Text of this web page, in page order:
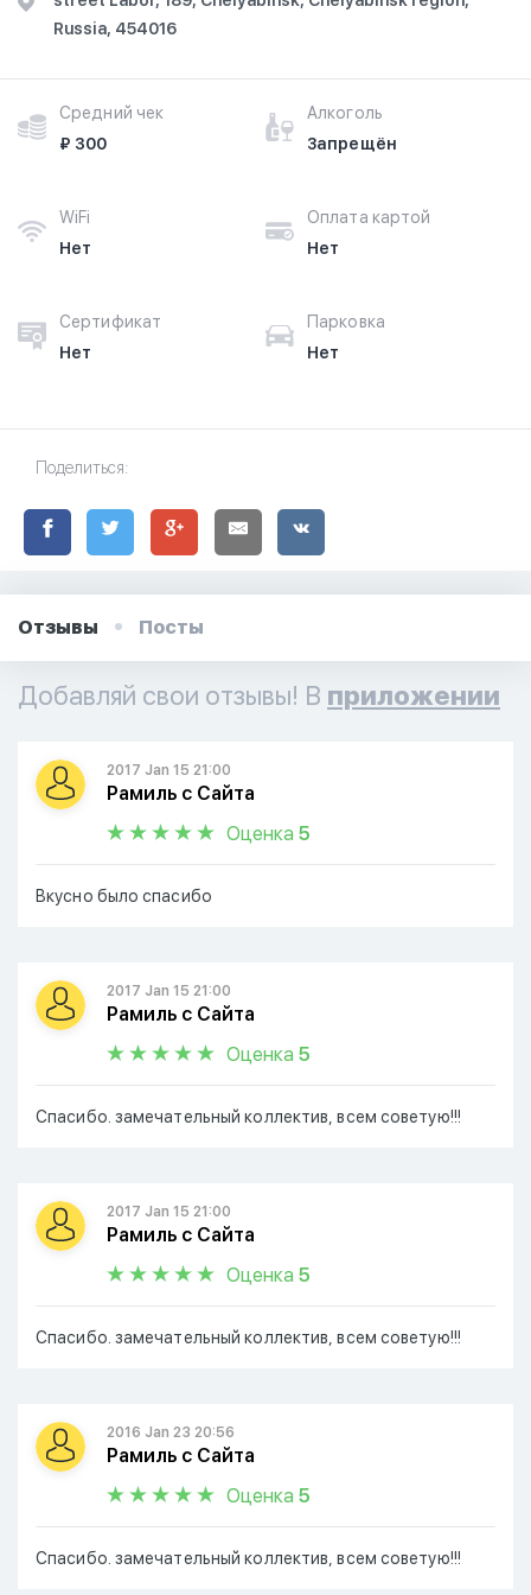
Russia, 454016
Средний чек
₽ 300
Алкоголь
Запрещён
WiFi
Нет
Оплата картой
Нет
Сертификат
Нет
Парковка
Нет
Поделиться:
Отзывы Посты
Добавляй свои отзывы! В приложении
2017 Jan 15 21:00
Рамиль с Сайта
Оценка 5
Вкусно было спасибо
2017 Jan 15 21:00
Рамиль с Сайта
Оценка 5
Спасибо. замечательный коллектив, всем советую!!!
2017 Jan 15 21:00
Рамиль с Сайта
Оценка 5
Спасибо. замечательный коллектив, всем советую!!!
2016 Jan 23 20:56
Рамиль с Сайта
Оценка 5
Спасибо. замечательный коллектив, всем советую!!!